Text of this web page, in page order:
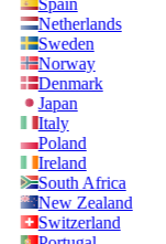
Spain
Netherlands
Sweden
Norway
Denmark
Japan
Italy
Poland
Ireland
South Africa
New Zealand
Switzerland